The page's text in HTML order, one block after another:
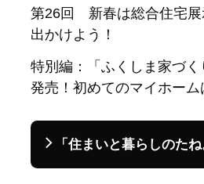
第26回 新春は総合住宅展
出かけよう！
特別編：「ふくしま家づく
発売！初めてのマイホー
「住まいと暮らしのた